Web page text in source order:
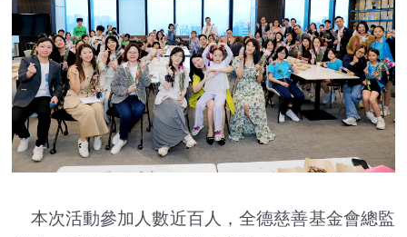
本次活動參加人數近百人，全德慈善基金會總監